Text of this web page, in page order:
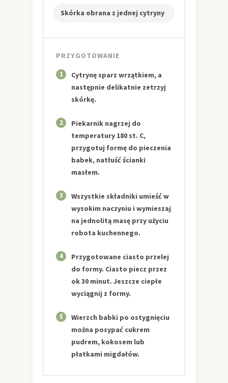
Skórka obrana z jednej cytryny
PRZYGOTOWANIE
1
Cytrynę sparz wrzątkiem, a
następnie delikatnie zetrzyj
skórkę.
2
Piekarnik nagrzej do
temperatury 180 st. C,
przygotuj formę do pieczenia
babek, natłuść ścianki
masłem.
3
Wszystkie składniki umieść w
wysokim naczyniu i wymieszaj
na jednolitą masę przy użyciu
robota kuchennego.
4
Przygotowane ciasto przelej
do formy. Ciasto piecz przez
ok 30 minut. Jeszcze ciepłe
wyciągnij z formy.
5
Wierzch babki po ostygnięciu
można posypać cukrem
pudrem, kokosem lub
płatkami migdałów.